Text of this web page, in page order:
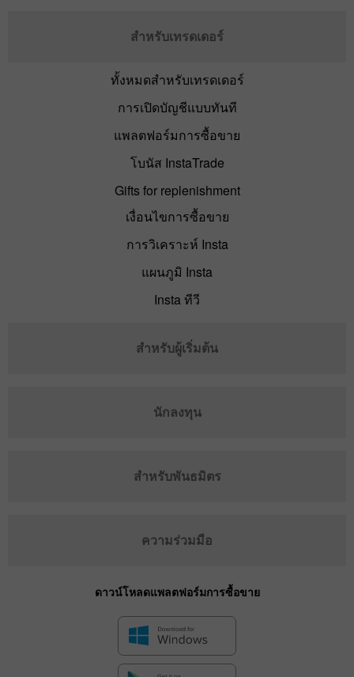
สำหรับเทรดเดอร์
ทั้งหมดสำหรับเทรดเดอร์
การเปิดบัญชีแบบทันที
แพลตฟอร์มการซื้อขาย
โบนัส InstaTrade
Gifts for replenishment
เงื่อนไขการซื้อขาย
การวิเคราะห์ Insta
แผนภูมิ Insta
Insta ทีวี
สำหรับผู้เริ่มต้น
นักลงทุน
สำหรับพันธมิตร
ความร่วมมือ
ดาวน์โหลดแพลตฟอร์มการซื้อขาย